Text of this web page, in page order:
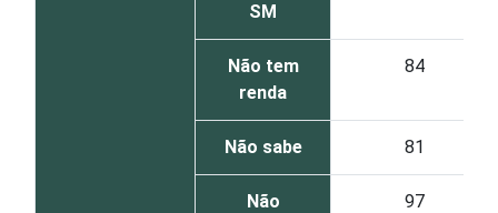
SM
Não tem
renda
84
Não sabe 81
Não
97